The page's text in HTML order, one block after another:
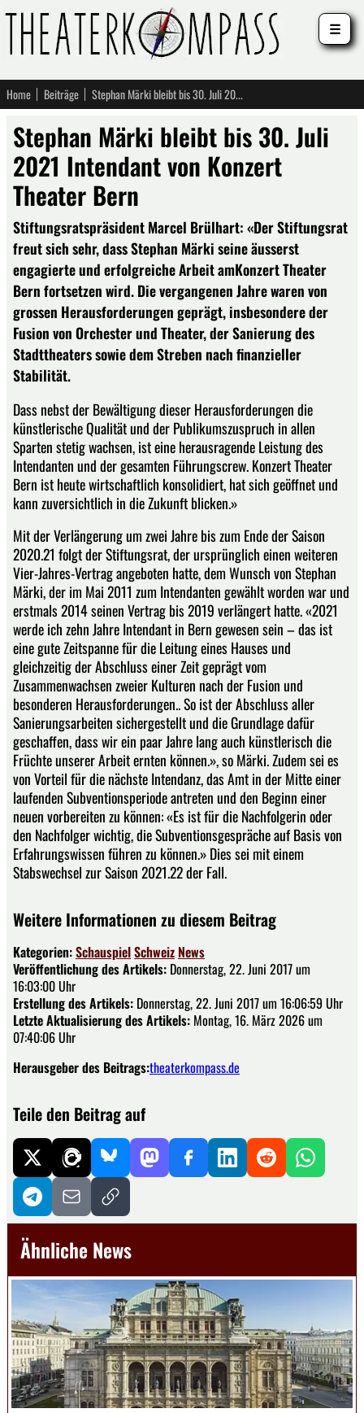
Home Beiträge Stephan Märki bleibt bis 30. Juli 2021 Intendant von Konzert Theater Bern
Stephan Märki bleibt bis 30. Juli
2021 Intendant von Konzert
Theater Bern
Stiftungsratspräsident Marcel Brülhart: «Der Stiftungsrat
freut sich sehr, dass Stephan Märki seine äusserst
engagierte und erfolgreiche Arbeit amKonzert Theater
Bern fortsetzen wird. Die vergangenen Jahre waren von
grossen Herausforderungen geprägt, insbesondere der
Fusion von Orchester und Theater, der Sanierung des
Stadttheaters sowie dem Streben nach finanzieller
Stabilität.
Dass nebst der Bewältigung dieser Herausforderungen die
künstlerische Qualität und der Publikumszuspruch in allen
Sparten stetig wachsen, ist eine herausragende Leistung des
Intendanten und der gesamten Führungscrew. Konzert Theater
Bern ist heute wirtschaftlich konsolidiert, hat sich geöffnet und
kann zuversichtlich in die Zukunft blicken.»
Mit der Verlängerung um zwei Jahre bis zum Ende der Saison
2020.21 folgt der Stiftungsrat, der ursprünglich einen weiteren
Vier-Jahres-Vertrag angeboten hatte, dem Wunsch von Stephan
Märki, der im Mai 2011 zum Intendanten gewählt worden war und
erstmals 2014 seinen Vertrag bis 2019 verlängert hatte. «2021
werde ich zehn Jahre Intendant in Bern gewesen sein – das ist
eine gute Zeitspanne für die Leitung eines Hauses und
gleichzeitig der Abschluss einer Zeit geprägt vom
Zusammenwachsen zweier Kulturen nach der Fusion und
besonderen Herausforderungen.. So ist der Abschluss aller
Sanierungsarbeiten sichergestellt und die Grundlage dafür
geschaffen, dass wir ein paar Jahre lang auch künstlerisch die
Früchte unserer Arbeit ernten können.», so Märki. Zudem sei es
von Vorteil für die nächste Intendanz, das Amt in der Mitte einer
laufenden Subventionsperiode antreten und den Beginn einer
neuen vorbereiten zu können: «Es ist für die Nachfolgerin oder
den Nachfolger wichtig, die Subventionsgespräche auf Basis von
Erfahrungswissen führen zu können.» Dies sei mit einem
Stabswechsel zur Saison 2021.22 der Fall.
Weitere Informationen zu diesem Beitrag
Kategorien:SchauspielSchweiz News
Veröffentlichung des Artikels: Donnerstag, 22. Juni 2017 um
16:03:00 Uhr
Erstellung des Artikels: Donnerstag, 22. Juni 2017 um 16:06:59 Uhr
Letzte Aktualisierung des Artikels: Montag, 16. März 2026 um
07:40:06 Uhr
Herausgeber des Beitrags:theaterkompass.de
Teile den Beitrag auf
Ähnliche News
☰